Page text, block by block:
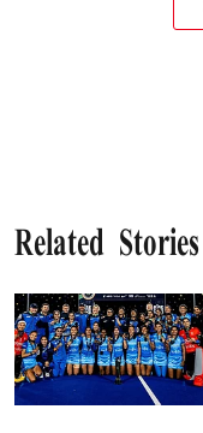
Related Stories